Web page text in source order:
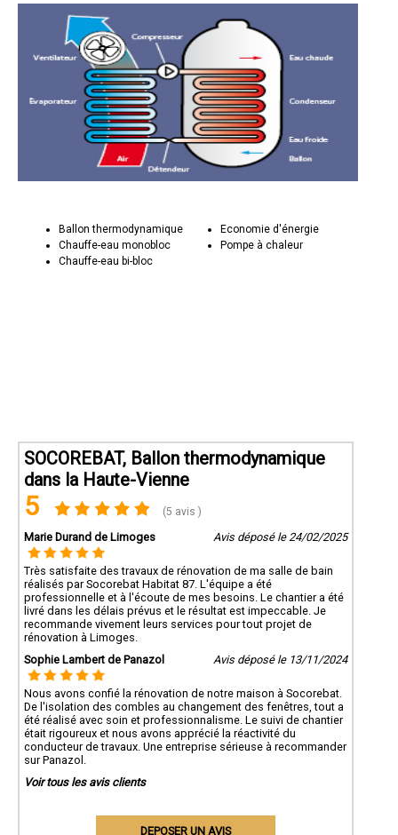
Ballon thermodynamique
Chauffe-eau monobloc
Chauffe-eau bi-bloc
Economie d'énergie
Pompe à chaleur
SOCOREBAT, Ballon thermodynamique
dans la Haute-Vienne
5 (5 avis )
Marie Durand de Limoges Avis déposé le 24/02/2025
Très satisfaite des travaux de rénovation de ma salle de bain
réalisés par Socorebat Habitat 87. L'équipe a été
professionnelle et à l'écoute de mes besoins. Le chantier a été
livré dans les délais prévus et le résultat est impeccable. Je
recommande vivement leurs services pour tout projet de
rénovation à Limoges.
Sophie Lambert de Panazol
Avis déposé le 13/11/2024
Nous avons confié la rénovation de notre maison à Socorebat.
De l'isolation des combles au changement des fenêtres, tout a
été réalisé avec soin et professionnalisme. Le suivi de chantier
était rigoureux et nous avons apprécié la réactivité du
conducteur de travaux. Une entreprise sérieuse à recommander
sur Panazol.
Voir tous les avis clients
DEPOSER UN AVIS